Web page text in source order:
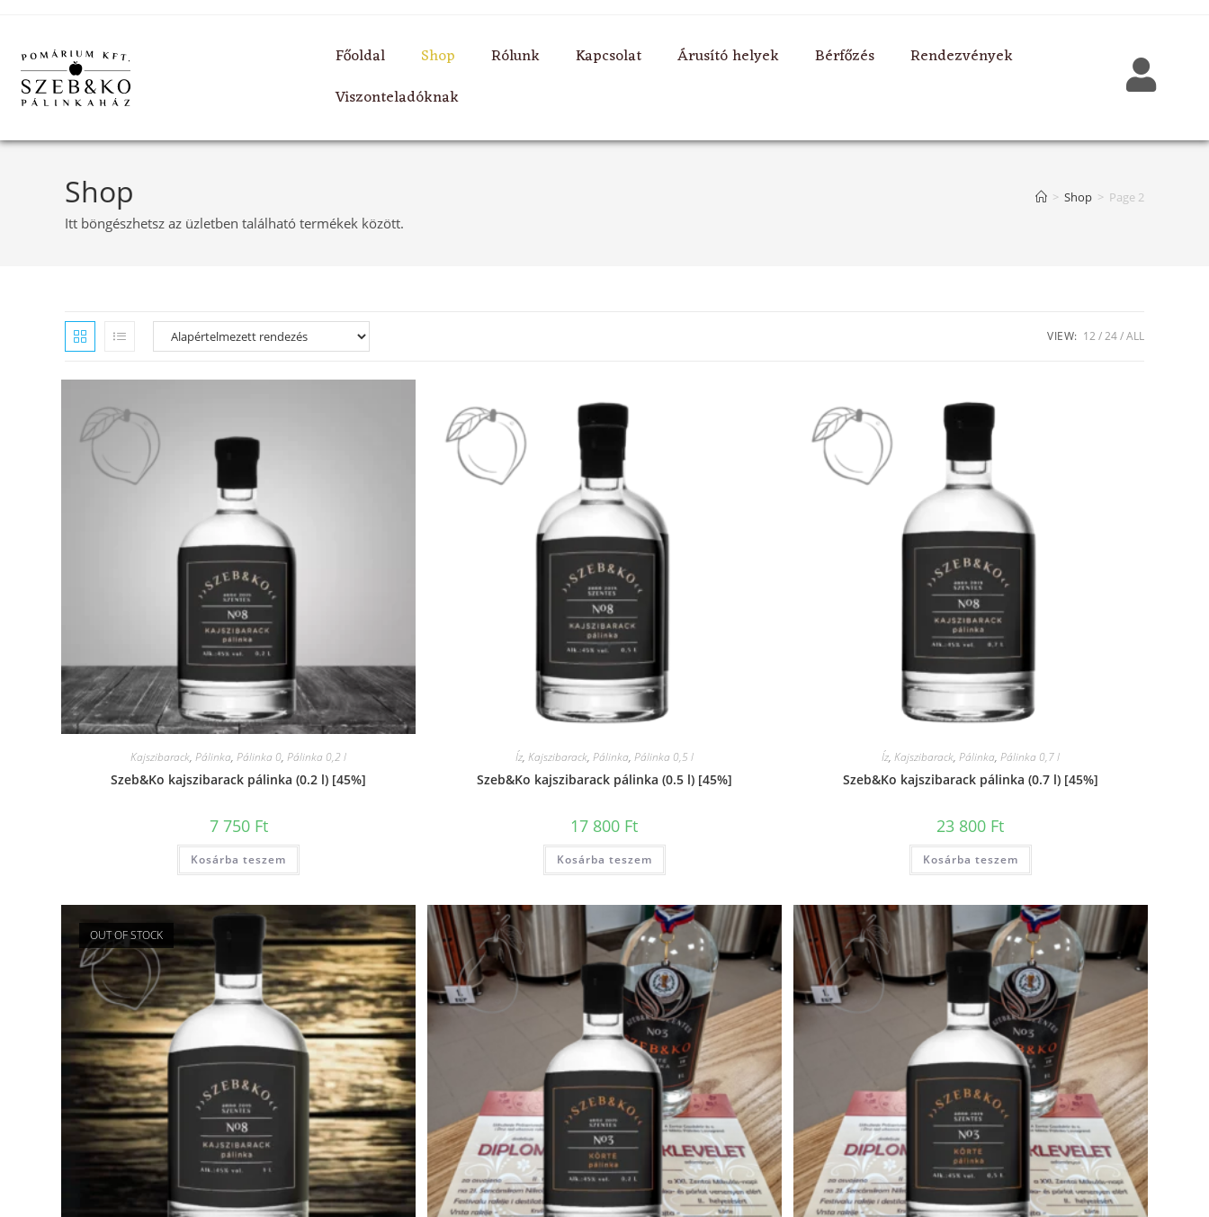
Főoldal Shop Rólunk Kapcsolat Árusító helyek Bérfőzés
Rendezvények
Viszonteladóknak
Shop
Itt böngészhetsz az üzletben található termékek között.
> Shop > Page 2
VIEW: 12 24 ALL
Kajszibarack,Pálinka,Pálinka 0,Pálinka 0,2 l
Szeb&Ko kajszibarack pálinka (0.2 l) [45%]
7 750 Ft
Kosárba teszem
Íz, Kajszibarack, Pálinka, Pálinka 0,5 l
Szeb&Ko kajszibarack pálinka (0.5 l) [45%]
17 800 Ft
Kosárba teszem
Íz, Kajszibarack, Pálinka, Pálinka 0,7 l
Szeb&Ko kajszibarack pálinka (0.7 l) [45%]
23 800 Ft
Kosárba teszem
OUT OF STOCK